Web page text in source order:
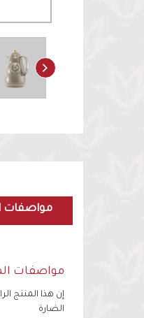
مواصفات
مواصفات
إن هذا المنتج
الضارة